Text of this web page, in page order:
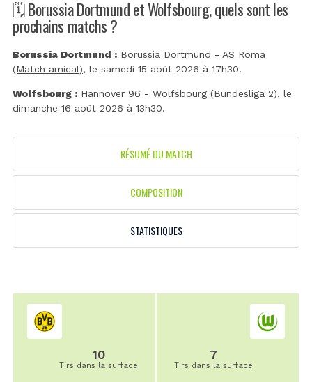
🗓️ Borussia Dortmund et Wolfsbourg, quels sont les
prochains matchs ?
Borussia Dortmund : Borussia Dortmund - AS Roma
(Match amical), le samedi 15 août 2026 à 17h30.
Wolfsbourg : Hannover 96 - Wolfsbourg (Bundesliga 2), le
dimanche 16 août 2026 à 13h30.
RÉSUMÉ DU MATCH
COMPOSITION
STATISTIQUES
10
Tirs dans la surface
7
Tirs dans la surface